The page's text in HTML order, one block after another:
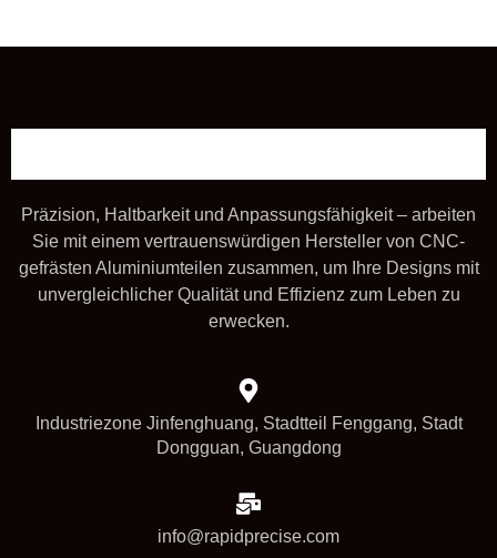
Präzision, Haltbarkeit und Anpassungsfähigkeit – arbeiten
Sie mit einem vertrauenswürdigen Hersteller von CNC-
gefrästen Aluminiumteilen zusammen, um Ihre Designs mit
unvergleichlicher Qualität und Effizienz zum Leben zu
erwecken.
Industriezone Jinfenghuang, Stadtteil Fenggang, Stadt
Dongguan, Guangdong
info@rapidprecise.com